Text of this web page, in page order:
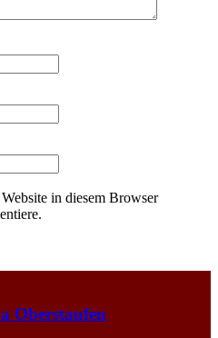
in diesem Browser
Oberstaufen